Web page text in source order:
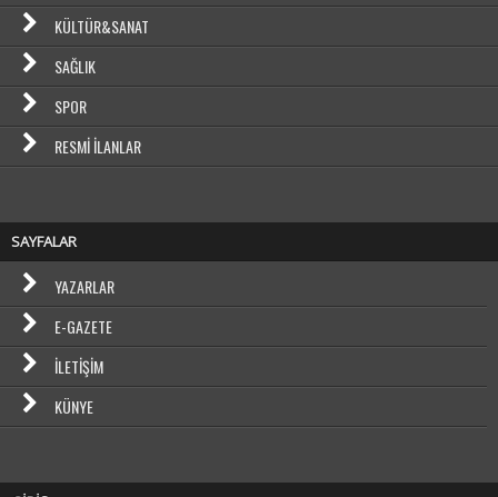
KÜLTÜR&SANAT
SAĞLIK
SPOR
RESMI İLANLAR
SAYFALAR
YAZARLAR
E-GAZETE
İLETIŞIM
KÜNYE